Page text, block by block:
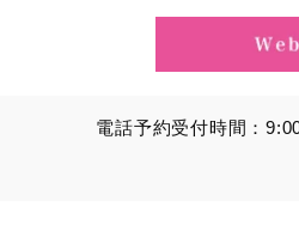
・その他、特定の個人を識別する
電話予約受付時間：